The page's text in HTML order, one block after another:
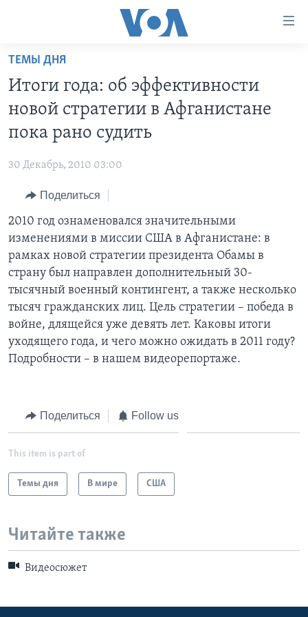
Перейти
основной
контент
основной
навигации
Перейти
поиск
ПРОГРАММЫ
ИТОГИ
ПОЧЕМУ ЭТО ВАЖНО?
ДИСКУССИЯ VOA
НЬЮ-ЙОРК NEW YORK
АМЕРИКА. БОЛЬШОЕ ПУТЕШЕСТВИЕ
НАША АМЕРИКАНСКАЯ ИСТОРИЯ
А КАК В АМЕРИКЕ?
АРТЕФАКТЫ
ТЕСТЫ
ИНТЕРВЬЮ
ФАКТЫ ПРОТИВ ФЕЙКОВ
ЗА СВОБОДУ ПРЕССЫ
ВИДЕО
ПОДПИСКА НА НОВОСТИ
Learning English
Языки
ТЕМЫ ДНЯ
Итоги года: об эффективности
новой стратегии в Афганистане
пока рано судить
30 Декабрь, 2010 03:00
Поделиться
2010 год ознаменовался значительными
изменениями в миссии США в Афганистане: в
рамках новой стратегии президента Обамы в
страну был направлен дополнительный 30-
тысячный военный контингент, а также несколько
тысяч гражданских лиц. Цель стратегии – победа в
войне, длящейся уже девять лет. Каковы итоги
уходящего года, и чего можно ожидать в 2011 году?
Подробности – в нашем видеорепортаже.
Поделиться Follow us
This item is part of
Темы дня В мире США
Читайте также
Видеосюжет